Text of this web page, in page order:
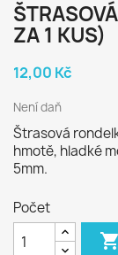
ZA 1 KUS)
12,00 Kč
Není daň
Štrasová
hmotě, hladké
5mm.
Počet
